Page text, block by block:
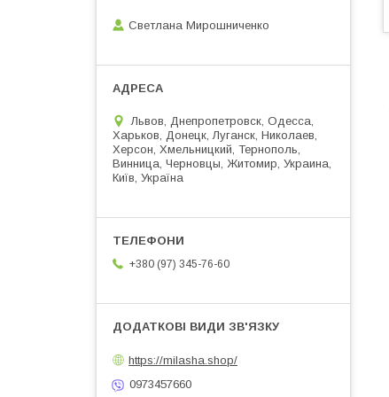
Светлана Мирошниченко
Львов, Днепропетровск, Одесса,
Харьков, Донецк, Луганск, Николаев,
Херсон, Хмельницкий, Тернополь,
Винница, Черновцы, Житомир, Украина,
Київ, Україна
+380 (97) 345-76-60
https://milasha.shop/
0973457660